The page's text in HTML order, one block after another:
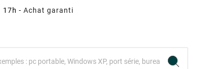
17h - Achat garanti